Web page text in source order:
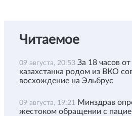
Читаемое
09 августа, 20:53 За 18 часов
казахстанка родом из ВКО
восхождение на Эльбрус
09 августа, 19:21
Минздрав
жестоком обращении с